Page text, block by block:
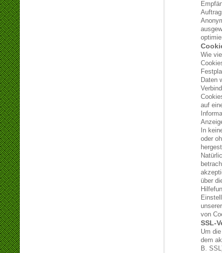
Wie
Daten
auf
In
oder
über
von
SSL-
Um
dem
B.